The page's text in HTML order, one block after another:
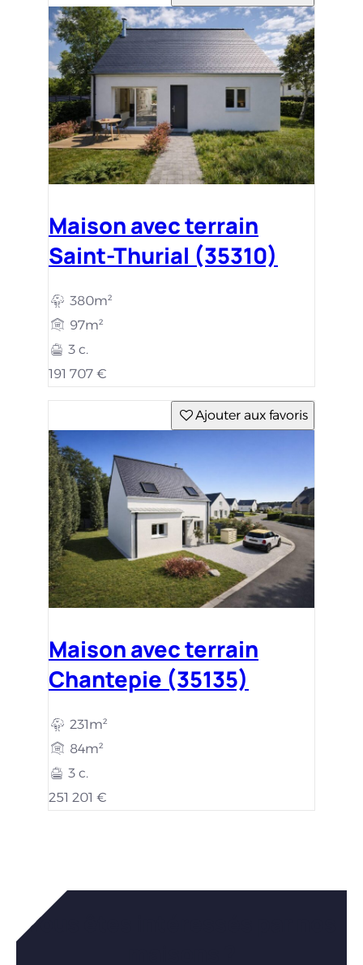
Maison avec terrain
Saint-Thurial (35310)
380m²
97m²
3 c.
191 707 €
Ajouter aux favoris
Maison avec terrain
Chantepie (35135)
231m²
84m²
3 c.
251 201 €
Vous êtes intéressés par nos